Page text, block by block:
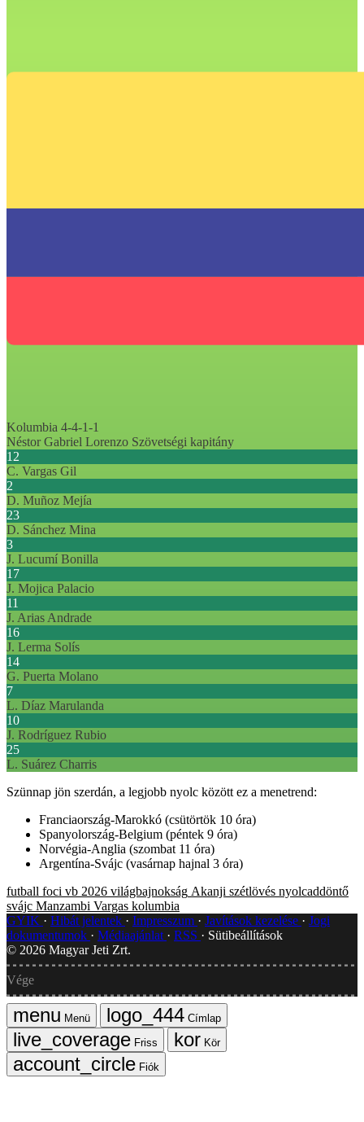
Kolumbia 4-4-1-1
Néstor Gabriel Lorenzo Szövetségi kapitány
12
C. Vargas Gil
2
D. Muñoz Mejía
23
D. Sánchez Mina
3
J. Lucumí Bonilla
17
J. Mojica Palacio
11
J. Arias Andrade
16
J. Lerma Solís
14
G. Puerta Molano
7
L. Díaz Marulanda
10
J. Rodríguez Rubio
25
L. Suárez Charris
Szünnap jön szerdán, a legjobb nyolc között ez a menetrend:
Franciaország-Marokkó (csütörtök 10 óra)
Spanyolország-Belgium (péntek 9 óra)
Norvégia-Anglia (szombat 11 óra)
Argentína-Svájc (vasárnap hajnal 3 óra)
futball foci vb 2026 világbajnokság Akanji szétlövés nyolcaddöntő
svájc Manzambi Vargas kolumbia
GYIK
Hibát jelentek Impresszum Javítások kezelése
Jogi
dokumentumok
Médiaajánlat RSS
Sütibeállítások
© 2026 Magyar Jeti Zrt.
Vége
Menü
Címlap
Friss
Kör
Fiók